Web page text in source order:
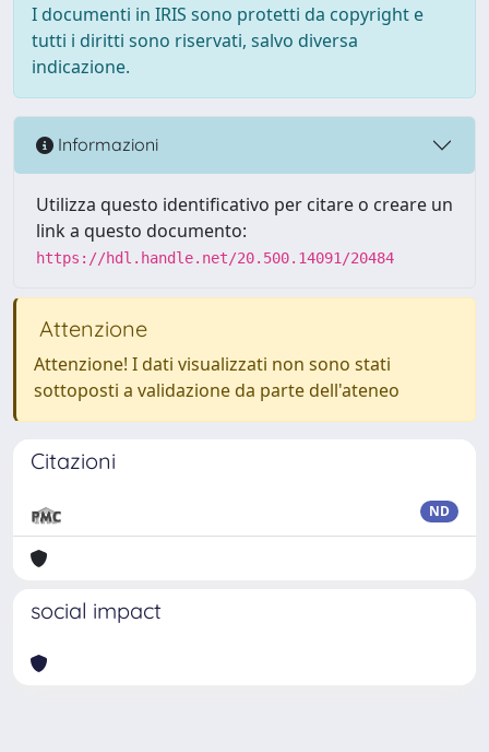
I documenti in IRIS sono protetti da copyright e
tutti i diritti sono riservati, salvo diversa
indicazione.
Informazioni
Utilizza questo identificativo per citare o creare un
link a questo documento:
https://hdl.handle.net/20.500.14091/20484
Attenzione
Attenzione! I dati visualizzati non sono stati
sottoposti a validazione da parte dell'ateneo
Citazioni
ND
social impact